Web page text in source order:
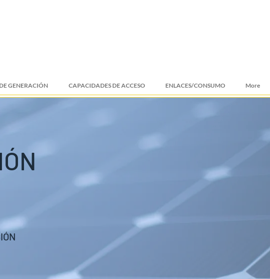
GENERACIÓN CAPACIDADES DE ACCESO ENLACES/CONSUMO More